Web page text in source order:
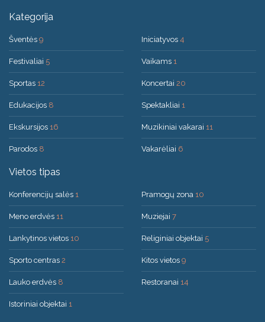
Kategorija
Šventės 9
Festivaliai 5
Sportas 12
Edukacijos 8
Ekskursijos 16
Parodos 8
Iniciatyvos 4
Vaikams 1
Koncertai 20
Spektakliai 1
Muzikiniai vakarai 11
Vakarėliai 6
Vietos tipas
Konferencijų salės 1
Meno erdvės 11
Lankytinos vietos 10
Sporto centras 2
Lauko erdvės 8
Istoriniai objektai 1
Pramogų zona 10
Muziejai 7
Religiniai objektai 5
Kitos vietos 9
Restoranai 14